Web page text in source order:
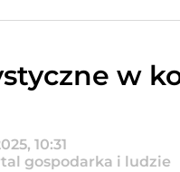
w
10:31
gospodarka i ludzie